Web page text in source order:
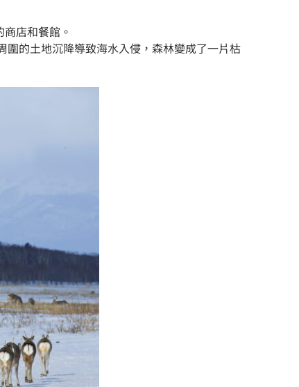
店和餐館。
的土地沉降導致海水入侵，森林變成了一片枯